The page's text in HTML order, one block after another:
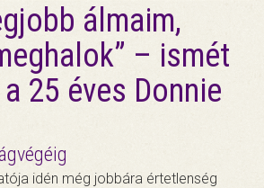
álmaim,
– ismét
25 éves Donnie
idén még jobbára értetlenség